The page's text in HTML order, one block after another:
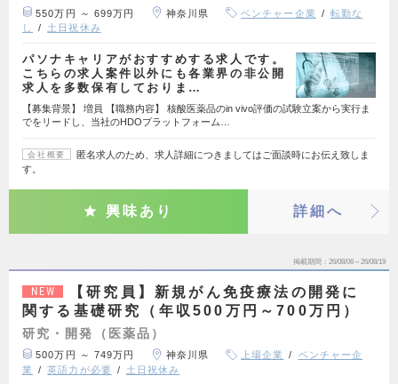
550万円 ～ 699万円 神奈川県 ベンチャー企業
転勤な
し
土日祝休み
パソナキャリアがおすすめする求人です。
こちらの求人案件以外にも各業界の非公開
求人を多数保有しておりま…
【募集背景】 増員 【職務内容】 核酸医薬品のin vivo評価の試験立案から実行ま
でをリードし、当社のHDOプラットフォーム…
会社概要
匿名求人のため、求人詳細につきましてはご面談時にお伝え致しま
す。
興味あり 詳細へ
掲載期間 26/08/06～26/08/19
NEW
【研究員】新規がん免疫療法の開発に
関する基礎研究（年収500万円～700万円）
研究・開発（医薬品）
500万円 ～ 749万円 神奈川県 上場企業
ベンチャー企
業
英語力が必要 土日祝休み